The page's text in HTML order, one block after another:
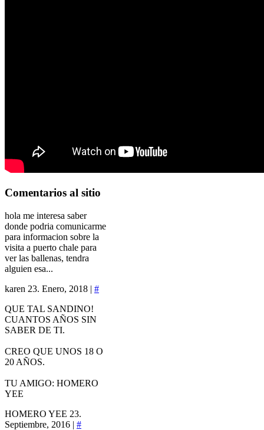
Comentarios al sitio
hola me interesa saber
donde podria comunicarme
para informacion sobre la
visita a puerto chale para
ver las ballenas, tendra
alguien esa...
karen 23. Enero, 2018 | #
QUE TAL SANDINO!
CUANTOS AÑOS SIN
SABER DE TI.
CREO QUE UNOS 18 O
20 AÑOS.
TU AMIGO: HOMERO
YEE
HOMERO YEE 23.
Septiembre, 2016 | #